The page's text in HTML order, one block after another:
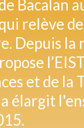
Bacalan
relève
Depuis la
et de la
élargit